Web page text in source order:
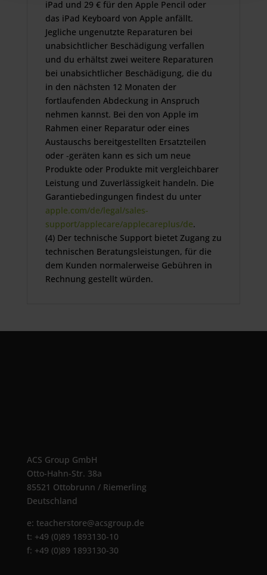
iPad und 29 € für den Apple Pencil oder
das iPad Keyboard von Apple anfällt.
Jegliche ungenutzte Reparaturen bei
unabsichtlicher Beschädigung verfallen
und du erhältst zwei weitere Reparaturen
bei unabsichtlicher Beschädigung, die du
in den nächsten 12 Monaten der
fortlaufenden Abdeckung in Anspruch
nehmen kannst. Bei den von Apple im
Rahmen einer Reparatur oder eines
Austauschs bereitgestellten Ersatzteilen
oder ‑geräten kann es sich um neue
Produkte oder Produkte mit vergleichbarer
Leistung und Zuverlässigkeit handeln. Die
Garantiebedingungen findest du unter
apple.com/de/legal/sales-
support/applecare/applecareplus/de.
(4) Der technische Support bietet Zugang zu
technischen Beratungsleistungen, für die
dem Kunden normalerweise Gebühren in
Rechnung gestellt würden.
ACS Group GmbH
Otto-Hahn-Str. 38a
85521 Ottobrunn / Riemerling
Deutschland
e: teacherstore@acsgroup.de
t: +49 (0)89 1893130-10
f: +49 (0)89 1893130-30